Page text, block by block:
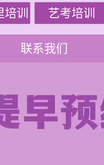
训 艺考培训
联系我们